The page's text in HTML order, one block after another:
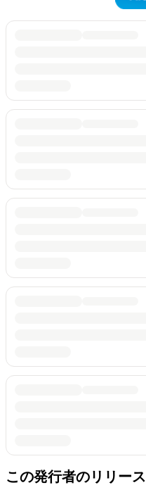
この発行者のリリース